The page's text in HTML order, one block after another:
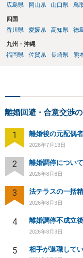
広島県
岡山県 山口県 鳥
四国
香川県
愛媛県 高知県 徳
九州・沖縄
福岡県
佐賀県 長崎県 熊
離婚回避・合意交渉
1
2026年7月13日
2 離婚調停について
2026年8月6日
3 法テラスの一括
2026年8月3日
4 離婚調停不成立
2026年8月3日
5